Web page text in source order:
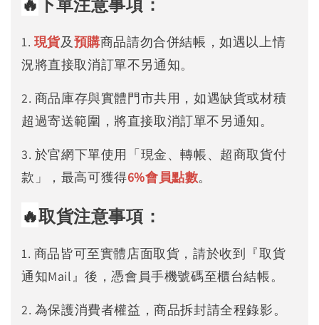
1. 現貨及預購商品請勿合併結帳，如遇以上情
況將直接取消訂單不另通知。
2. 商品庫存與實體門市共用，如遇缺貨或材積
超過寄送範圍，將直接取消訂單不另通知。
3. 於官網下單使用「現金、轉帳、超商取貨付
款」，最高可獲得6%會員點數。
🔥取貨注意事項：
1. 商品皆可至實體店面取貨，請於收到『取貨
通知Mail』後，憑會員手機號碼至櫃台結帳。
2. 為保護消費者權益，商品拆封請全程錄影。